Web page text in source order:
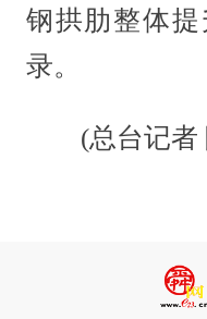
钢拱肋整体
录。
(总台记者